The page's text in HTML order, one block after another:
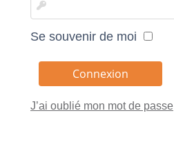
Se souvenir de moi
J’ai oublié mon mot de passe